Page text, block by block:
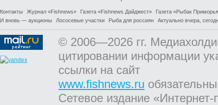
Контакты Журнал «Fishnews» Газета «Fishnews Дайджест»
Газета «Рыбак
И вновь — аукционы
Лососевые участки Рыба для россиян Актуально вчера,
© 2006—2026 гг.
цитировании информации
ссылки на сайт
www.fishnews.ru
Сетевое издание